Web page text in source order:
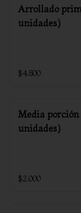
Arrollado
unidades)
$4.800
Media
unidades)
$2.000